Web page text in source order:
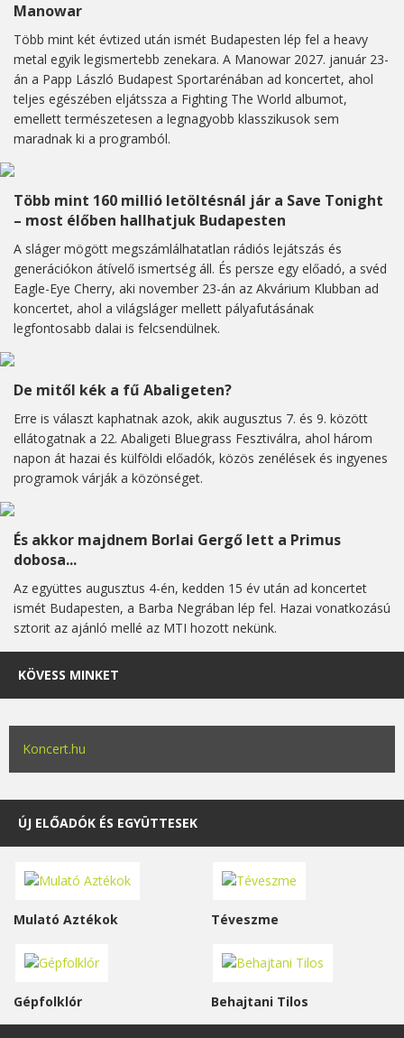
Manowar
Több mint két évtized után ismét Budapesten lép fel a heavy
metal egyik legismertebb zenekara. A Manowar 2027. január 23-
án a Papp László Budapest Sportarénában ad koncertet, ahol
teljes egészében eljátssza a Fighting The World albumot,
emellett természetesen a legnagyobb klasszikusok sem
maradnak ki a programból.
Több mint 160 millió letöltésnál jár a Save Tonight
– most élőben hallhatjuk Budapesten
A sláger mögött megszámlálhatatlan rádiós lejátszás és
generációkon átívelő ismertség áll. És persze egy előadó, a svéd
Eagle-Eye Cherry, aki november 23-án az Akvárium Klubban ad
koncertet, ahol a világsláger mellett pályafutásának
legfontosabb dalai is felcsendülnek.
De mitől kék a fű Abaligeten?
Erre is választ kaphatnak azok, akik augusztus 7. és 9. között
ellátogatnak a 22. Abaligeti Bluegrass Fesztiválra, ahol három
napon át hazai és külföldi előadók, közös zenélések és ingyenes
programok várják a közönséget.
És akkor majdnem Borlai Gergő lett a Primus
dobosa...
Az együttes augusztus 4-én, kedden 15 év után ad koncertet
ismét Budapesten, a Barba Negrában lép fel. Hazai vonatkozású
sztorit az ajánló mellé az MTI hozott nekünk.
KÖVESS MINKET
Koncert.hu
ÚJ ELŐADÓK ÉS EGYÜTTESEK
Mulató Aztékok Téveszme
Gépfolklór Behajtani Tilos